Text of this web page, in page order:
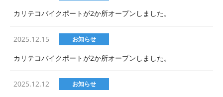
カリテコバイクポートが2か所オープンしました。
2025.12.15 お知らせ
カリテコバイクポートが2か所オープンしました。
2025.12.12 お知らせ